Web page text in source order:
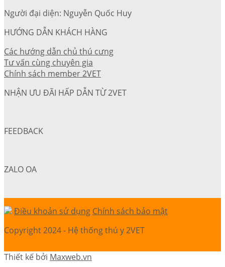
Người đại diện: Nguyễn Quốc Huy
HƯỚNG DẪN KHÁCH HÀNG
Các hướng dẫn chủ thú cưng
Tư vấn cùng chuyên gia
Chính sách member 2VET
NHẬN ƯU ĐÃI HẤP DẪN TỪ 2VET
FEEDBACK
ZALO OA
Điều khoản sử dụng Chính sách bảo mật
Copyright 2024 - Hệ thống thú y 2VET
Thiết kế bởi Maxweb.vn